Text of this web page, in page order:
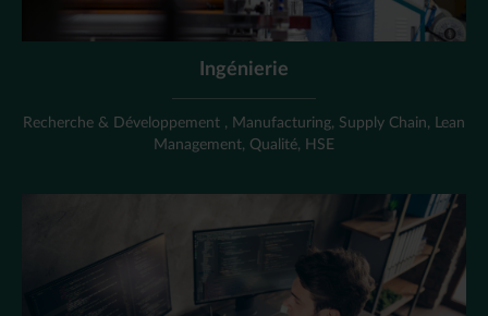
Ingénierie
Recherche & Développement , Manufacturing, Supply Chain, Lean
Management, Qualité, HSE